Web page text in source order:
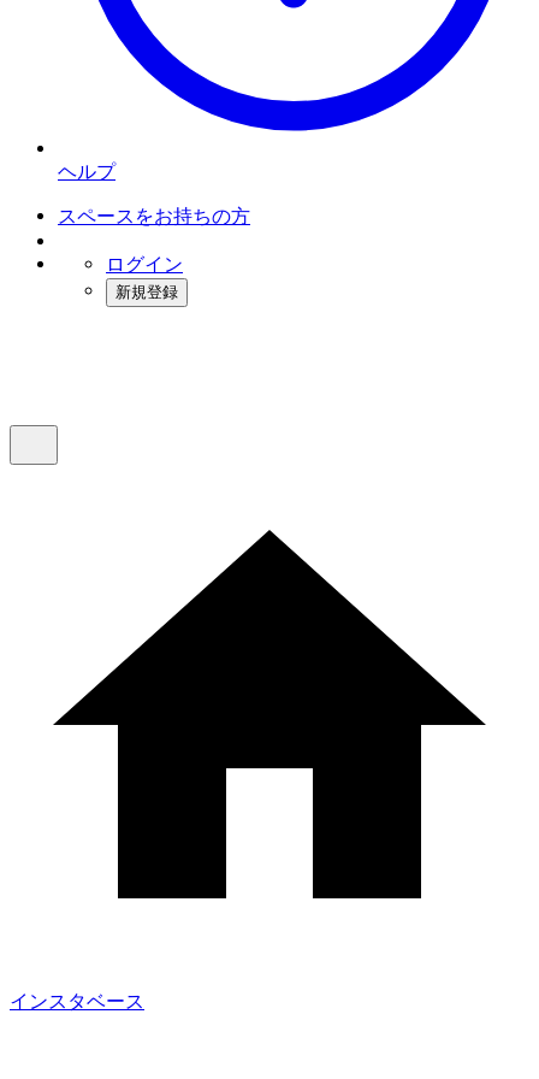
ヘルプ
スペースをお持ちの方
ログイン
新規登録
インスタベース